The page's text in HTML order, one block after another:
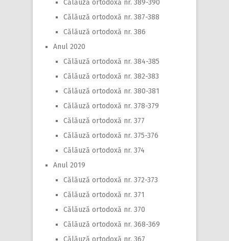
Călăuză ortodoxă nr. 389-390
Călăuză ortodoxă nr. 387-388
Călăuză ortodoxă nr. 386
Anul 2020
Călăuză ortodoxă nr. 384-385
Călăuză ortodoxă nr. 382-383
Călăuză ortodoxă nr. 380-381
Călăuză ortodoxă nr. 378-379
Călăuză ortodoxă nr. 377
Călăuză ortodoxă nr. 375-376
Călăuză ortodoxă nr. 374
Anul 2019
Călăuză ortodoxă nr. 372-373
Călăuză ortodoxă nr. 371
Călăuză ortodoxă nr. 370
Călăuză ortodoxă nr. 368-369
Călăuză ortodoxă nr. 367